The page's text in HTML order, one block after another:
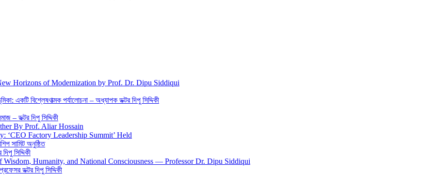
Horizons of Modernization by Prof. Dr. Dipu Siddiqui
একটি বিশ্লেষণাত্মক পর্যালোচনা – অধ্যাপক ডক্টর দিপু সিদ্দিকী
– ডক্টর দিপু সিদ্দিকী
By Prof. Aliar Hossain
‘CEO Factory Leadership Summit’ Held
সামিট অনুষ্ঠিত
সিদ্দিকী
Humanity, and National Consciousness — Professor Dr. Dipu Siddiqui
ডক্টর দিপু সিদ্দিকী